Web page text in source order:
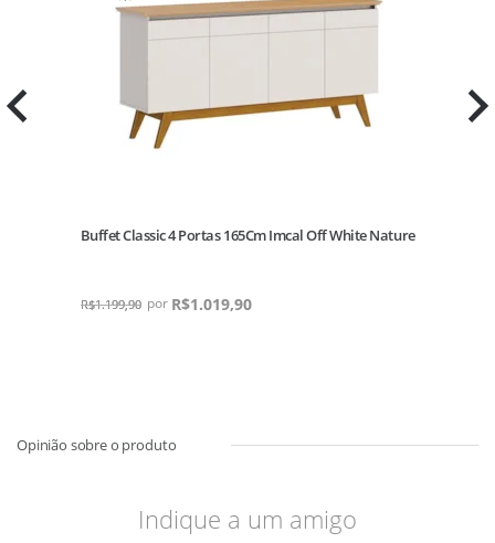
Buffet Classic 4 Portas 165Cm Imcal Off White Nature
R$1.199,90 R$1.019,90
Indique a um amigo